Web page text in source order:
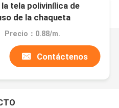
tela polivinílica de
de la chaqueta
Precio：0.88/m.
Contáctenos